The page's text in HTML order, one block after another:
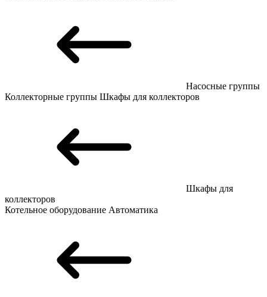
Насосные группы
Коллекторные группы Шкафы для коллекторов
Шкафы для
коллекторов
Котельное оборудование Автоматика